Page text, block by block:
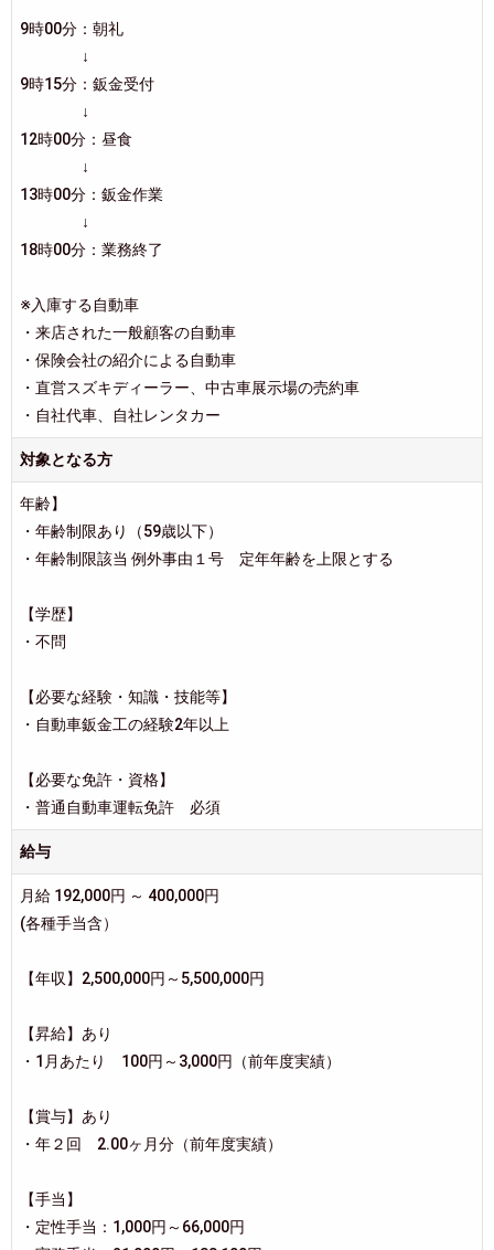
9時00分：朝礼
↓
9時15分：鈑金受付
↓
12時00分：昼食
↓
13時00分：鈑金作業
↓
18時00分：業務終了
※入庫する自動車
・来店された一般顧客の自動車
・保険会社の紹介による自動車
・直営スズキディーラー、中古車展示場の売約車
・自社代車、自社レンタカー
対象となる方
年齢】
・年齢制限あり（59歳以下）
・年齢制限該当 例外事由１号 定年年齢を上限とする
【学歴】
・不問
【必要な経験・知識・技能等】
・自動車鈑金工の経験2年以上
【必要な免許・資格】
・普通自動車運転免許 必須
給与
月給 192,000円 ～ 400,000円
(各種手当含）
【年収】2,500,000円～5,500,000円
【昇給】あり
・1月あたり 100円～3,000円（前年度実績）
【賞与】あり
・年２回 2.00ヶ月分（前年度実績）
【手当】
・定性手当：1,000円～66,000円